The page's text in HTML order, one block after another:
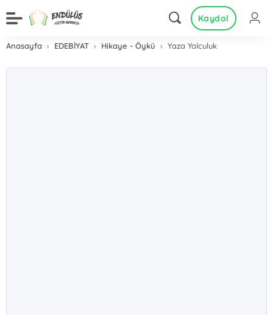
Kaydol
Anasayfa EDEBİYAT Hikaye - Öykü Yaza Yolculuk